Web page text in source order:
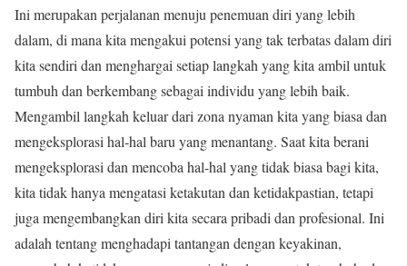
Ini merupakan perjalanan menuju penemuan diri yang lebih
dalam, di mana kita mengakui potensi yang tak terbatas dalam diri
kita sendiri dan menghargai setiap langkah yang kita ambil untuk
tumbuh dan berkembang sebagai individu yang lebih baik.
Mengambil langkah keluar dari zona nyaman kita yang biasa dan
mengeksplorasi hal-hal baru yang menantang. Saat kita berani
mengeksplorasi dan mencoba hal-hal yang tidak biasa bagi kita,
kita tidak hanya mengatasi ketakutan dan ketidakpastian, tetapi
juga mengembangkan diri kita secara pribadi dan profesional. Ini
adalah tentang menghadapi tantangan dengan keyakinan,